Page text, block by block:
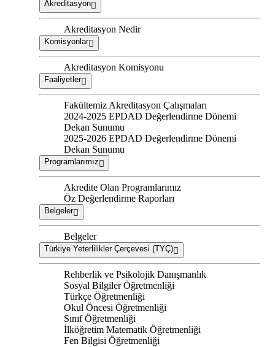
Akreditasyon
Akreditasyon Nedir
Komisyonlar
Akreditasyon Komisyonu
Faaliyetler
Fakültemiz Akreditasyon Çalışmaları
2024-2025 EPDAD Değerlendirme Dönemi
Dekan Sunumu
2025-2026 EPDAD Değerlendirme Dönemi
Dekan Sunumu
Programlarımız
Akredite Olan Programlarımız
Öz Değerlendirme Raporları
Belgeler
Belgeler
Türkiye Yeterlilikler Çerçevesi (TYÇ)
Rehberlik ve Psikolojik Danışmanlık
Sosyal Bilgiler Öğretmenliği
Türkçe Öğretmenliği
Okul Öncesi Öğretmenliği
Sınıf Öğretmenliği
İlköğretim Matematik Öğretmenliği
Fen Bilgisi Öğretmenliği